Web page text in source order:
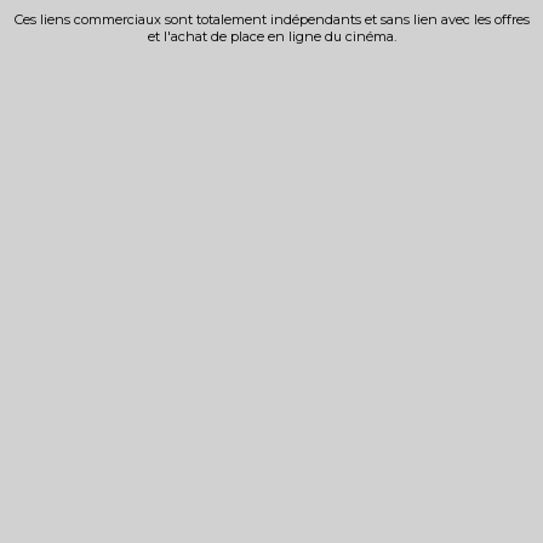
Ces liens commerciaux sont totalement indépendants et sans lien avec les offres
et l'achat de place en ligne du cinéma.